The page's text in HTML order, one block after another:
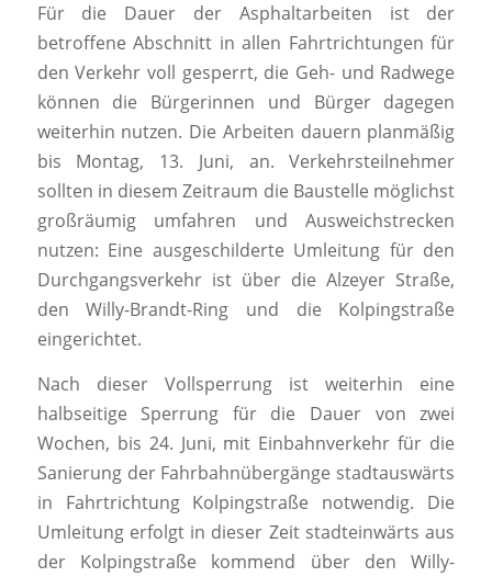
Für die Dauer der Asphaltarbeiten ist der
betroffene Abschnitt in allen Fahrtrichtungen für
den Verkehr voll gesperrt, die Geh- und Radwege
können die Bürgerinnen und Bürger dagegen
weiterhin nutzen. Die Arbeiten dauern planmäßig
bis Montag, 13. Juni, an. Verkehrsteilnehmer
sollten in diesem Zeitraum die Baustelle möglichst
großräumig umfahren und Ausweichstrecken
nutzen: Eine ausgeschilderte Umleitung für den
Durchgangsverkehr ist über die Alzeyer Straße,
den Willy-Brandt-Ring und die Kolpingstraße
eingerichtet.
Nach dieser Vollsperrung ist weiterhin eine
halbseitige Sperrung für die Dauer von zwei
Wochen, bis 24. Juni, mit Einbahnverkehr für die
Sanierung der Fahrbahnübergänge stadtauswärts
in Fahrtrichtung Kolpingstraße notwendig. Die
Umleitung erfolgt in dieser Zeit stadteinwärts aus
der Kolpingstraße kommend über den Willy-